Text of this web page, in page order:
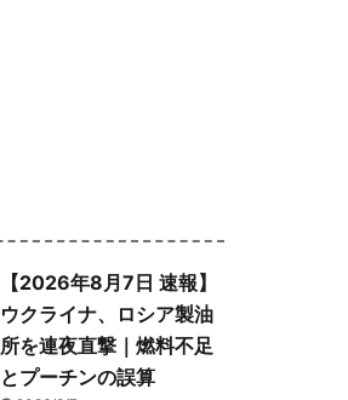
【2026年8月7日 速報】
ウクライナ、ロシア製油
所を連夜直撃｜燃料不足
とプーチンの誤算